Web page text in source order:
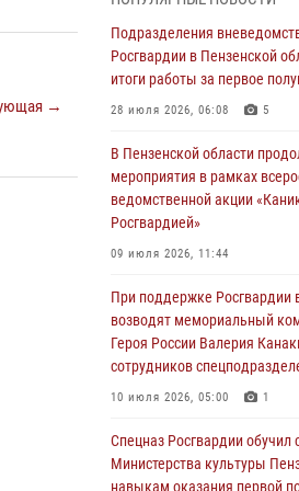
→
легендарного генерала
05 августа 2026, 07:00
Сотрудники пензенского
познакомили участников
05 августа 2026, 06:15 6
В Пензе сотрудники
помощь
05 августа 2026, 04:00
В Пензе при силовой
пресечена деятельность ОПГ,
маскировавшейся под
центр (видео)
04 августа 2026, 07:05
В Управлении Росгвардии
области подвели итоги
Подразделения
Росгвардии в Пензенской
итоги работы за первое
28 июля 2026, 06:08 5
В Пензенской области
мероприятия в рамках
ведомственной акции
Росгвардией»
09 июля 2026, 11:44
При поддержке Росгвардии
возводят мемориальный
Героя России Валерия
сотрудников
10 июля 2026, 05:00 1
Спецназ Росгвардии обучил
Министерства культуры
навыкам оказания первой